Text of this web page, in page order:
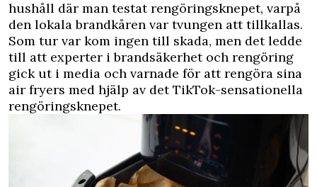
hushåll där man testat rengöringsknepet, varpå
den lokala brandkåren var tvungen att tillkallas.
Som tur var kom ingen till skada, men det ledde
till att experter i brandsäkerhet och rengöring
gick ut i media och varnade för att rengöra sina
air fryers med hjälp av det TikTok-sensationella
rengöringsknepet.